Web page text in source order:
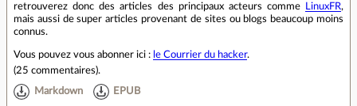
retrouverez donc des articles des principaux acteurs comme
LinuxFR,
mais aussi de super articles provenant de sites ou blogs beaucoup moins
connus.
Vous pouvez vous abonner ici : le Courrier du hacker.
(25 commentaires).
Markdown EPUB